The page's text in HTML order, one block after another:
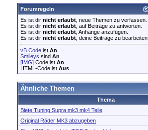
Forumregeln
Es ist dir nicht erlaubt , neue Themen zu verfassen.
Es ist dir nicht erlaubt , auf Beiträge zu antworten.
Es ist dir nicht erlaubt , Anhänge anzufügen.
Es ist dir nicht erlaubt , deine Beiträge zu bearbeiten.
vB Code ist An
Smileys sind An
[IMG] Code ist An
HTML-Code ist Aus
Ähnliche Themen
Thema
Biete Tuning Supra mk3 mk4 Teile
Original Räder MK3 abzugeben